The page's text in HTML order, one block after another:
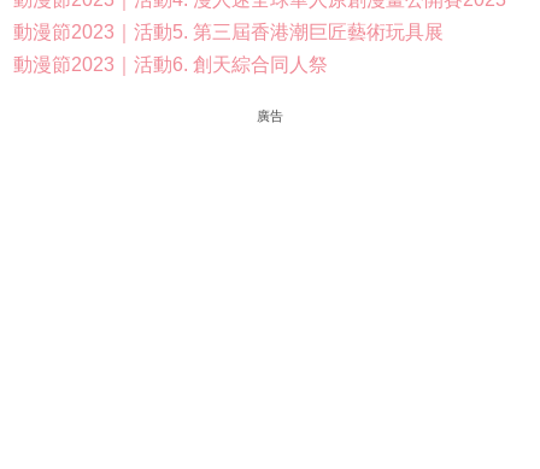
動漫節2023｜活動5. 第三屆香港潮巨匠藝術玩具展
動漫節2023｜活動6. 創天綜合同人祭
廣告